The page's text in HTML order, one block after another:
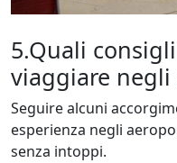
5.Quali
viaggiare
Seguire alcuni
esperienza negli
senza intoppi.